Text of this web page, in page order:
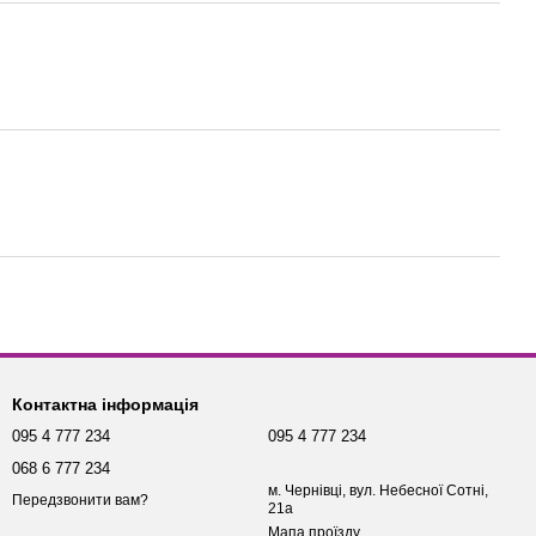
Контактна інформація
095 4 777 234
068 6 777 234
Передзвонити вам?
095 4 777 234
м. Чернівці, вул. Небесної Сотні,
21а
Мапа проїзду